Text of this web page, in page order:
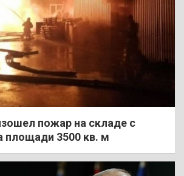
пожар на складе с
площади 3500 кв. м